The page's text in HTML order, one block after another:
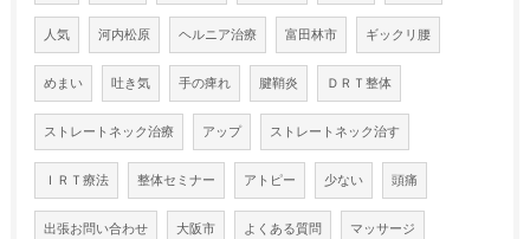
人気 河内松原 ヘルニア治療 富田林市 ギックリ腰
めまい 吐き気 手の痺れ 腱鞘炎 ＤＲＴ整体
ストレートネック治療 アップ ストレートネック治す
ＩＲＴ療法 整体セミナー アトピー 少ない 頭痛
出張お問い合わせ 大阪市 よくある質問 マッサージ